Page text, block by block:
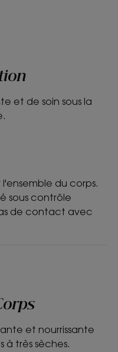
et de soin sous la
du corps.
sous contrôle
de contact avec
et nourrissante
à très sèches.